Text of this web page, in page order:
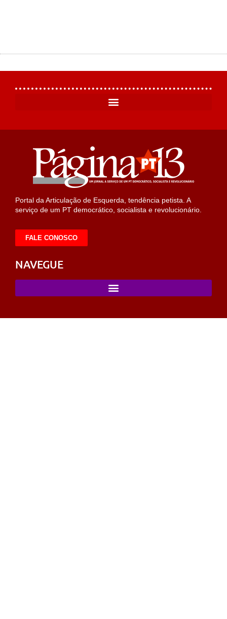
Portal da Articulação de Esquerda, tendência petista. A
serviço de um PT democrático, socialista e revolucionário.
FALE CONOSCO
NAVEGUE